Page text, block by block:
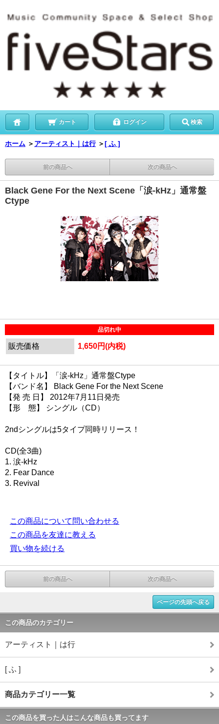
カート ログイン 検索
ホーム ＞ アーティスト｜は行 ＞[ ふ ]
前の商品へ 次の商品へ
Black Gene For the Next Scene「涙-kHz」通常盤
Ctype
品切れ中
販売価格 1,650円(内税)
【タイトル】「涙-kHz」通常盤Ctype
【バンド名】 Black Gene For the Next Scene
【発 売 日】 2012年7月11日発売
【形 態】 シングル（CD）
2ndシングルは5タイプ同時リリース！
CD(全3曲)
1. 涙-kHz
2. Fear Dance
3. Revival
この商品について問い合わせる
この商品を友達に教える
買い物を続ける
前の商品へ 次の商品へ
ページの先頭へ戻る
この商品のカテゴリー
アーティスト｜は行
[ ふ ]
商品カテゴリー一覧
この商品を買った人はこんな商品も買ってます